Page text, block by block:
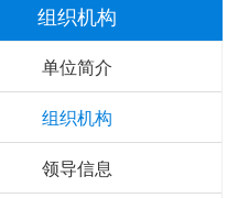
组织机构
单位简介
组织机构
领导信息